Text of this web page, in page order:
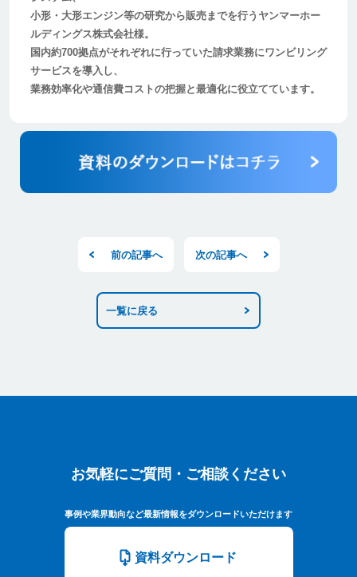
小形・大形エンジン等の研究から販売までを行うヤンマーホー
ルディングス株式会社様。
国内約700拠点がそれぞれに行っていた請求業務にワンビリング
サービスを導入し、
業務効率化や通信費コストの把握と最適化に役立てています。
前の記事へ 次の記事へ
一覧に戻る
お気軽にご質問・ご相談ください
お気軽にご質問・ご相談ください
事例や業界動向など最新情報をダウンロードいただけます
資料ダウンロード